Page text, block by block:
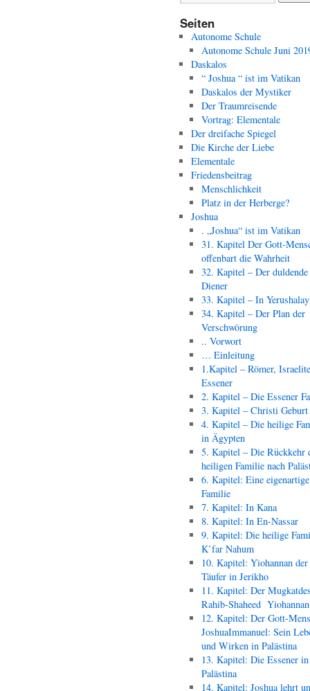
Seiten
Autonome Schule
Autonome Schule Juni
Daskalos
“ Joshua “ ist im Vatikan
Daskalos der Mystiker
Der Traumreisende
Vortrag: Elementale
Der dreifache Spiegel
Die Kirche der Liebe
Elementale
Friedensbeitrag
Menschlichkeit
Platz in der Herberge?
Joshua
. „Joshua“ ist im Vatikan
31. Kapitel Der Gott-
offenbart die Wahrheit
32. Kapitel – Der duldende
Diener
33. Kapitel – In
34. Kapitel – Der Plan der
Verschwörung
.. Vorwort
… Einleitung
1.Kapitel – Römer,
Essener
2. Kapitel – Die Essener
3. Kapitel – Christi Geburt
4. Kapitel – Die heilige
in Ägypten
5. Kapitel – Die Rückkehr
heiligen Familie nach
6. Kapitel: Eine eigenartige
Familie
7. Kapitel: In Kana
8. Kapitel: In En-Nassar
9. Kapitel: Die heilige
K’far Nahum
10. Kapitel: Yiohannan der
Täufer in Jerikho
11. Kapitel: Der
Rahib-Shaheed
12. Kapitel: Der Gott-
JoshuaImmanuel: Sein
und Wirken in Palästina
13. Kapitel: Die Essener in
Palästina
14. Kapitel: Joshua lehrt